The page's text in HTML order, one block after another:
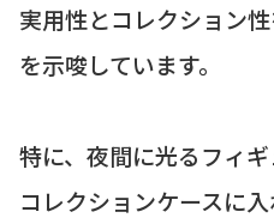
実用性とコレクション
を示唆しています。
特に、夜間に光るフィギ
コレクションケースに